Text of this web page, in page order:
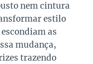
nem cintura
estilo
as
mudança,
trazendo